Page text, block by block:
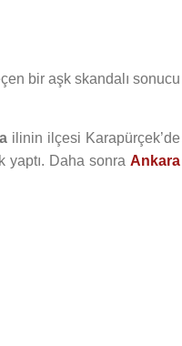
bir aşk skandalı sonucu
ilinin ilçesi Karapürçek’de
yaptı. Daha sonraAnkara